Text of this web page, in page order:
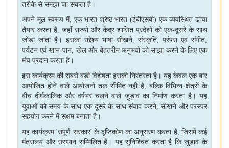
तरीके से समझा जा सकता है।
अपने मूल स्वरूप में, एक भारत श्रेष्ठ भारत (ईबीएसबी) एक व्यवस्थित ढांचा
तैयार करता है, जहाँ राज्यों और केंद्र शासित प्रदेशों को एक-दूसरे के साथ
जोड़ा जाता है। इसका उद्देश्य भाषा सीखने, संस्कृति, परंपरा एवं संगीत,
पर्यटन एवं खान-पान, खेल और बेहतरीन अनुभवों को साझा करने के लिए एक
मंच प्रदान करता है।
इस कार्यक्रम की सबसे बड़ी विशेषता इसकी निरंतरता है। यह केवल एक बार
आयोजित होने वाले आयोजनों तक सीमित नहीं है,बल्कि विभिन्न क्षेत्रों के
बीच दीर्घकालिक और वर्षभर चलने वाले जुड़ाव का निर्माण करता है। यह
युवाओं को समय के साथ एक-दूसरे के साथ संवाद करने, सीखने और परस्पर
सहयोग करने में सक्षम बनाता है।
यह कार्यक्रम'संपूर्ण सरकार' के दृष्टिकोण का अनुसरण करता है, जिसमें कई
मंत्रालय और संस्थान सम्मिलित हैं। यह सुनिश्चित करता है कि जुड़ाव के